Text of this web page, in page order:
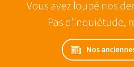
Vous avez loupé nos
Pas d’inquiétude,
Nos